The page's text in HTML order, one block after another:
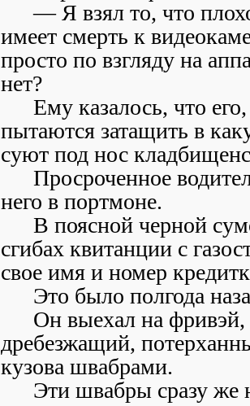
— Я взял то, что
имеет смерть к
просто по взгляду на
нет?
Ему казалось, что
пытаются затащить в
суют под нос
Просроченное
него в портмоне.
В поясной черной
сгибах квитанции с
свое имя и номер
Это было полгода
Он выехал на фривэй,
дребезжащий,
кузова швабрами.
Эти швабры сразу же